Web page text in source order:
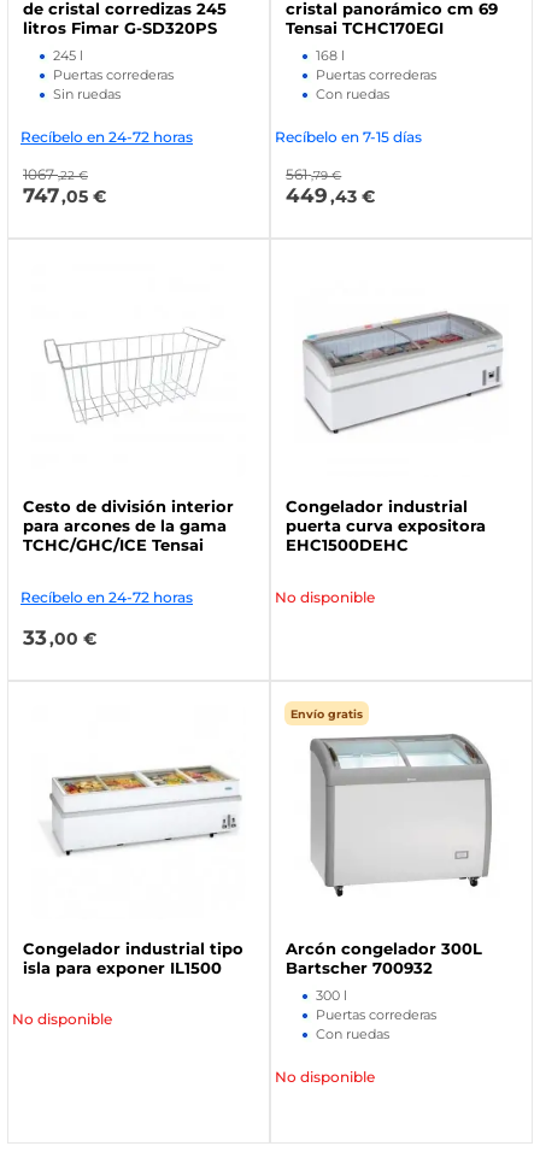
de cristal corredizas 245
litros Fimar G-SD320PS
245 l
Puertas correderas
Sin ruedas
Recíbelo en 24-72 horas
1067 ,22 €
747,05 €
cristal panorámico cm 69
Tensai TCHC170EGI
168 l
Puertas correderas
Con ruedas
Recíbelo en 7-15 días
561 ,79 €
449,43 €
Cesto de división interior
para arcones de la gama
TCHC/GHC/ICE Tensai
Recíbelo en 24-72 horas
33,00 €
Congelador industrial
puerta curva expositora
EHC1500DEHC
No disponible
Congelador industrial tipo
isla para exponer IL1500
No disponible
Envío gratis
Arcón congelador 300L
Bartscher 700932
300 l
Puertas correderas
Con ruedas
No disponible